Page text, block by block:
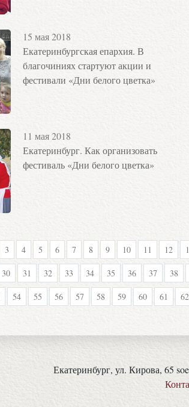
15 мая 2018
Екатеринбургская епархия. В
благочиниях стартуют акции и
фестивали «Дни белого цветка»
11 мая 2018
Екатеринбург. Как организовать
фестиваль «Дни белого цветка»
3 4 5 6 7 8 9 10 11 12
30 31 32 33 34 35 36 37 38
54 55 56 57 58 59 60 61 62
Екатеринбург, ул. Кирова, 65